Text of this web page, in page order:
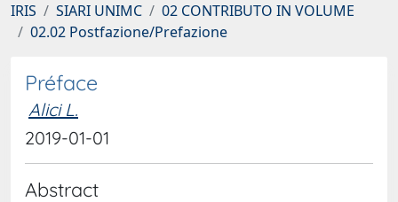
IRIS SIARI UNIMC
02 CONTRIBUTO IN VOLUME
02.02 Postfazione/Prefazione
Préface
Alici L.
2019-01-01
Abstract